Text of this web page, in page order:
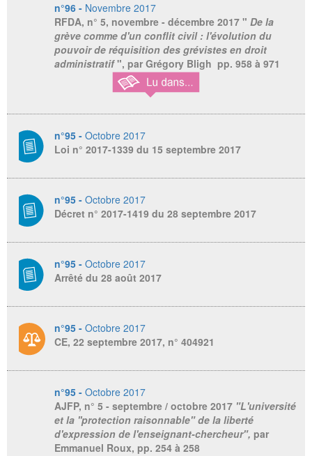
n°96 - Novembre 2017
RFDA, n° 5, novembre - décembre 2017 " De la
grève comme d'un conflit civil : l'évolution du
pouvoir de réquisition des grévistes en droit
administratif", par Grégory Bligh pp. 958 à 971
n°95 - Octobre 2017
Loi n° 2017-1339 du 15 septembre 2017
n°95 - Octobre 2017
Décret n° 2017-1419 du 28 septembre 2017
n°95 - Octobre 2017
Arrêté du 28 août 2017
n°95 - Octobre 2017
CE, 22 septembre 2017, n° 404921
n°95 - Octobre 2017
AJFP, n° 5 - septembre / octobre 2017 "L'université
et la ''protection raisonnable" de la liberté
d'expression de l'enseignant-chercheur", par
Emmanuel Roux, pp. 254 à 258